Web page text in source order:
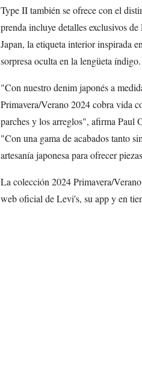
Type II también se ofrece con el
prenda incluye detalles exclusivos
Japan, la etiqueta interior inspirada
sorpresa oculta en la lengüeta índigo.
"Con nuestro denim japonés a
Primavera/Verano 2024 cobra vida
parches y los arreglos", afirma
"Con una gama de acabados tanto
artesanía japonesa para ofrecer
La colección 2024 Primavera/
web oficial de Levi's, su app y en